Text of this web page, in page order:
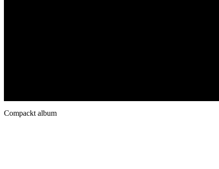
Compackt album